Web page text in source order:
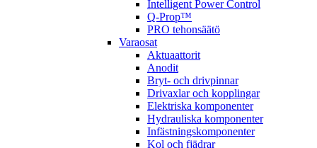
Intelligent Power Control
Q-Prop™
PRO tehonsäätö
Varaosat
Aktuaattorit
Anodit
Bryt- och drivpinnar
Drivaxlar och kopplingar
Elektriska komponenter
Hydrauliska komponenter
Infästningskomponenter
Kol och fjädrar